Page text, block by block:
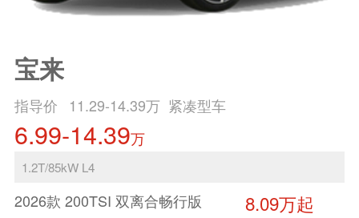
宝来
指导价 11.29-14.39万 紧凑型车
6.99-14.39万
1.2T/85kW L4
2026款 200TSI 双离合畅行版 8.09万起